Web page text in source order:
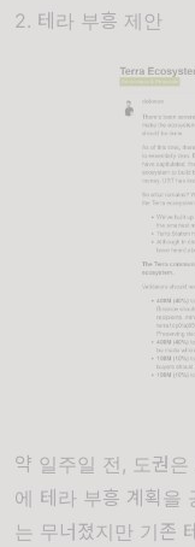
2. 테라 부흥 제안
약 일주일 전, 도권
에 테라 부흥 계획을
는 무너졌지만 기존